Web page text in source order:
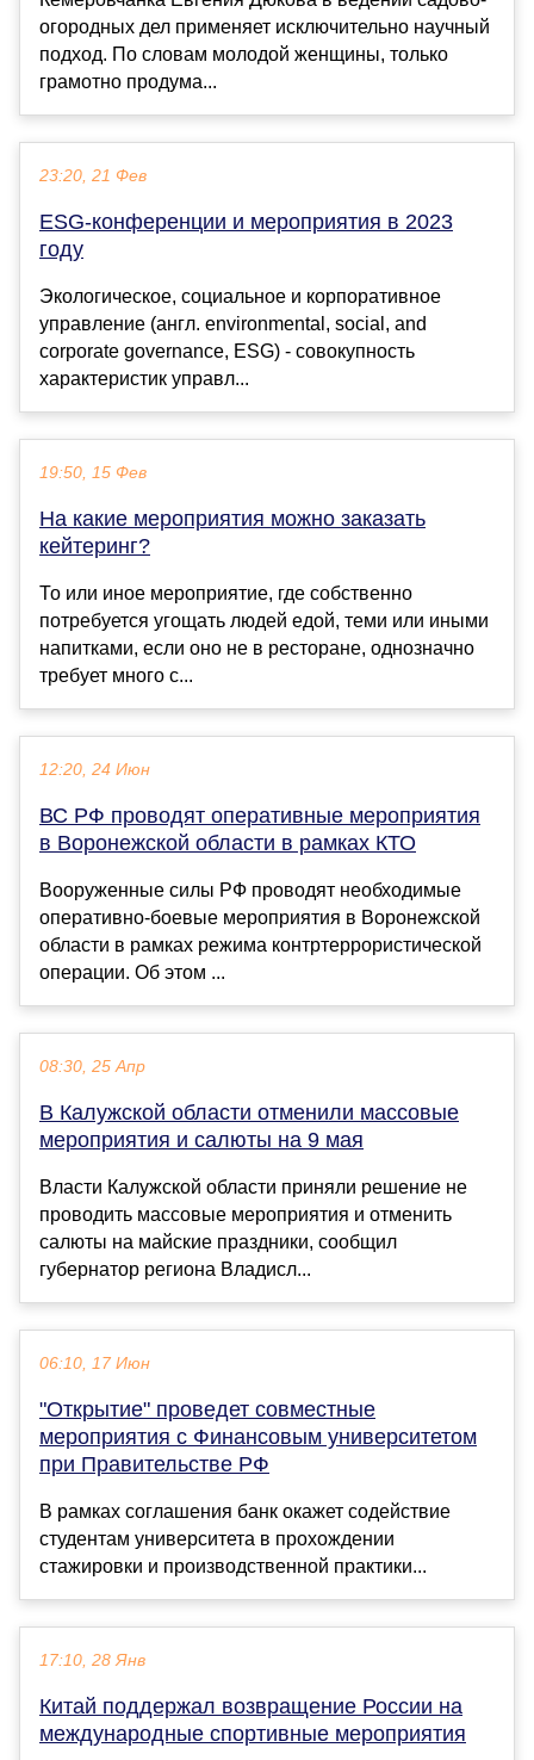
огородных дел применяет исключительно научный
подход. По словам молодой женщины, только
грамотно продума...
23:20, 21 Фев
ESG-конференции и мероприятия в 2023
году
Экологическое, социальное и корпоративное
управление (англ. environmental, social, and
corporate governance, ESG) - совокупность
характеристик управл...
19:50, 15 Фев
На какие мероприятия можно заказать
кейтеринг?
То или иное мероприятие, где собственно
потребуется угощать людей едой, теми или иными
напитками, если оно не в ресторане, однозначно
требует много с...
12:20, 24 Июн
ВС РФ проводят оперативные мероприятия
в Воронежской области в рамках КТО
Вооруженные силы РФ проводят необходимые
оперативно-боевые мероприятия в Воронежской
области в рамках режима контртеррористической
операции. Об этом ...
08:30, 25 Апр
В Калужской области отменили массовые
мероприятия и салюты на 9 мая
Власти Калужской области приняли решение не
проводить массовые мероприятия и отменить
салюты на майские праздники, сообщил
губернатор региона Владисл...
06:10, 17 Июн
"Открытие" проведет совместные
мероприятия с Финансовым университетом
при Правительстве РФ
В рамках соглашения банк окажет содействие
студентам университета в прохождении
стажировки и производственной практики...
17:10, 28 Янв
Китай поддержал возвращение России на
международные спортивные мероприятия